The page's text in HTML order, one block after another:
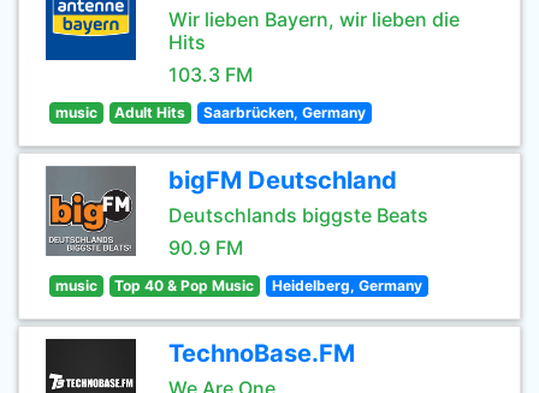
Wir lieben Bayern, wir lieben die
Hits
103.3 FM
music Adult Hits Saarbrücken, Germany
bigFM Deutschland
Deutschlands biggste Beats
90.9 FM
music Top 40 & Pop Music Heidelberg, Germany
TechnoBase.FM
We Are One